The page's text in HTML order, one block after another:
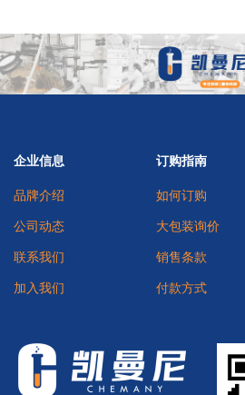
企业信息
品牌介绍
公司动态
联系我们
加入我们
订购指南
如何订购
大包装询价
销售条款
付款方式